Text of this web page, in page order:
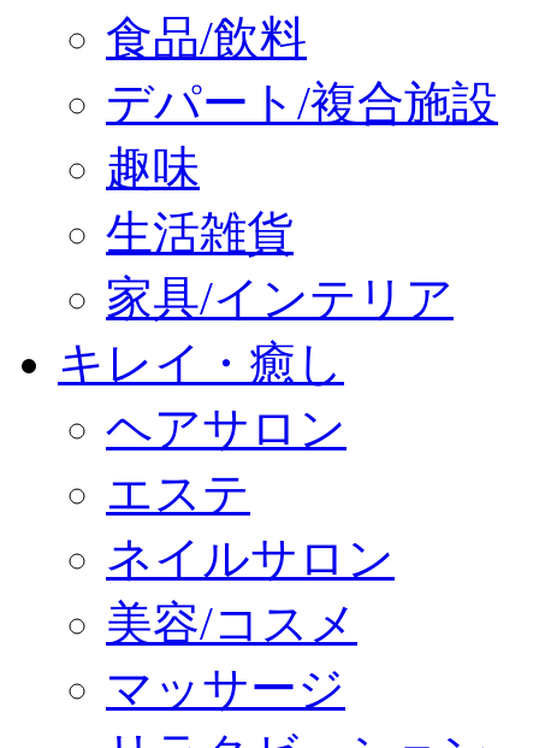
食品/飲料
デパート/複合施設
趣味
生活雑貨
家具/インテリア
キレイ・癒し
ヘアサロン
エステ
ネイルサロン
美容/コスメ
マッサージ